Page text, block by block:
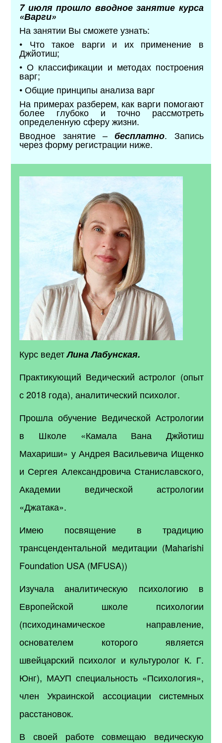
7 июля прошло вводное занятие курса
«Варги»
На занятии Вы сможете узнать:
• Что такое варги и их применение в
Джйотиш;
• О классификации и методах построения
варг;
• Общие принципы анализа варг
На примерах разберем, как варги помогают
более глубоко и точно рассмотреть
определенную сферу жизни.
Вводное занятие –бесплатно. Запись
через форму регистрации ниже.
Курс ведетЛина Лабунская.
Практикующий Ведический астролог (опыт
с 2018 года), аналитический психолог.
Прошла обучение Ведической Астрологии
в Школе «Камала Вана Джйотиш
Махариши» у Андрея Васильевича Ищенко
и Сергея Александровича Станиславского,
Академии ведической астрологии
«Джатака».
Имею посвящение в традицию
трансцендентальной медитации (Maharishi
Foundation USA (MFUSA))
Изучала аналитическую психологию в
Европейской школе психологии
(психодинамическое направление,
основателем которого является
швейцарский психолог и культуролог К. Г.
Юнг), МАУП специальность «Психология»,
член Украинской ассоциации системных
расстановок.
В своей работе совмещаю ведическую